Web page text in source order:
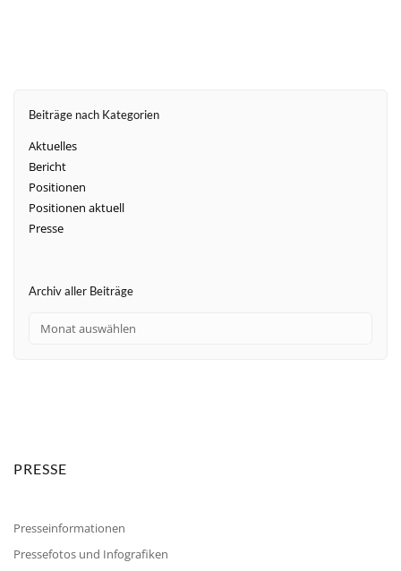
Beiträge nach Kategorien
Aktuelles
Bericht
Positionen
Positionen aktuell
Presse
Archiv aller Beiträge
PRESSE
Presseinformationen
Pressefotos und Infografiken